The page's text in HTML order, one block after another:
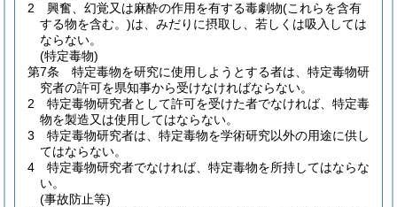
2
興奮、幻覚又は麻酔の作用を有する毒劇物(これらを含有
する物を含む。)は、みだりに摂取し、若しくは吸入しては
ならない。
(特定毒物)
第7条
特定毒物を研究に使用しようとする者は、特定毒物研
究者の許可を県知事から受けなければならない。
2
特定毒物研究者として許可を受けた者でなければ、特定毒
物を製造又は使用してはならない。
3
特定毒物研究者は、特定毒物を学術研究以外の用途に供し
てはならない。
4
特定毒物研究者でなければ、特定毒物を所持してはならな
い。
(事故防止等)